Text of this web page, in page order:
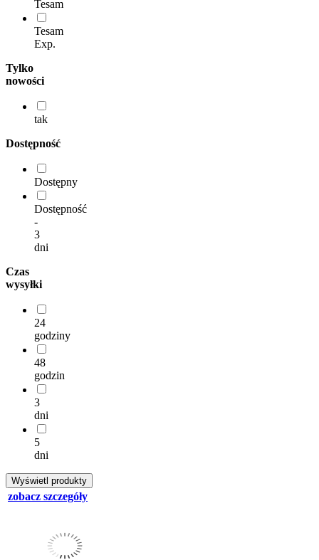
Tesam
Tesam
Exp.
Tylko
nowości
tak
Dostępność
Dostępny
Dostępność
-
3
dni
Czas
wysyłki
24
godziny
48
godzin
3
dni
5
dni
zobacz szczegóły